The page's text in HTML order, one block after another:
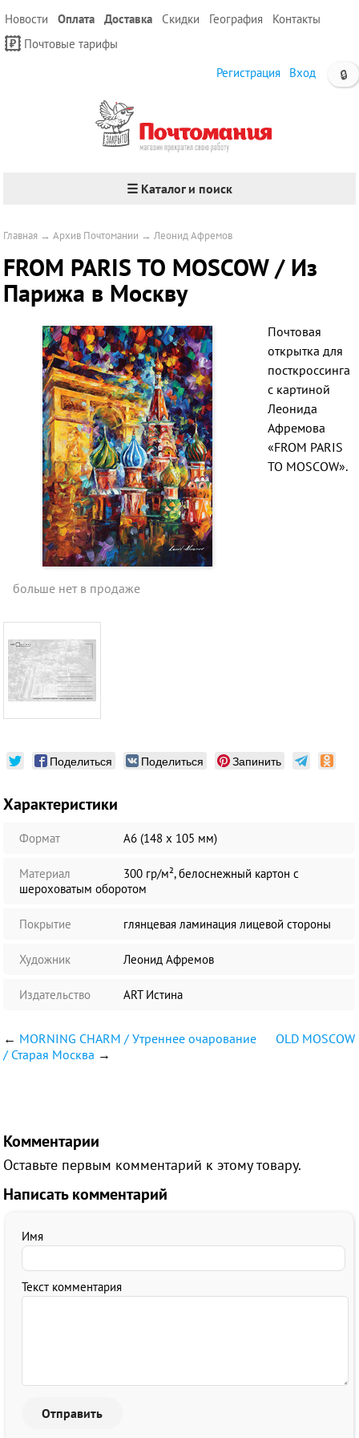
Новости Оплата Доставка Скидки География
Контакты
Почтовые тарифы
🔒
Регистрация Вход
☰ Каталог и поиск
Главная →Архив Почтомании →Леонид Афремов
FROM PARIS TO MOSCOW / Из
Парижа в Москву
Почтовая
открытка для
посткроссинга
с картиной
Леонида
Афремова
«FROM PARIS
TO MOSCOW».
больше нет в продаже
Поделиться Поделиться Запинить
Характеристики
Формат А6 (148 х 105 мм)
Материал
300 гр/м², белоснежный картон с
шероховатым оборотом
Покрытие глянцевая ламинация лицевой стороны
Художник Леонид Афремов
Издательство ART Истина
← MORNING CHARM / Утреннее очарование
OLD MOSCOW
/ Старая Москва →
Комментарии
Оставьте первым комментарий к этому товару.
Написать комментарий
Имя
Текст комментария